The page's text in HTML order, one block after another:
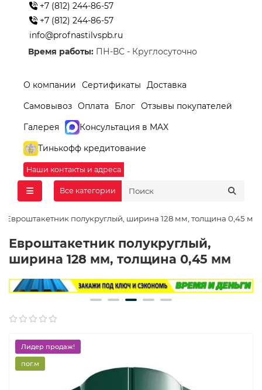
+7 (812) 244-86-57
+7 (812) 244-86-57
info@profnastilvspb.ru
Время работы: ПН-ВС - Круглосуточно
О компании Сертификаты
Доставка
Самовывоз Оплата Блог Отзывы покупателей
Галерея
Консультация в MAX
Тинькофф кредитование
Наши контакты и адреса
Все категории
Евроштакетник полукруглый, ширина 128 мм, толщина 0,45 мм
Евроштакетник полукруглый,
ширина 128 мм, толщина 0,45 мм
Лидер продаж!
пог.м